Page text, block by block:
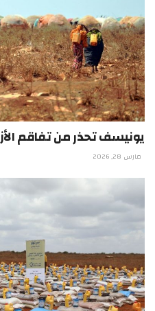
يونيسف تحذر من تفاقم
مارس 28, 2026